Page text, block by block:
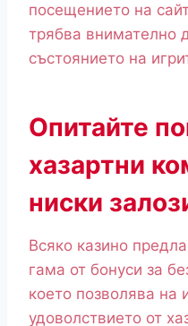
посещението на
трябва внимателно
състоянието на
Опитайте
хазартни
ниски
Всяко казино
гама от бонуси за
което позволява на
удоволствието от